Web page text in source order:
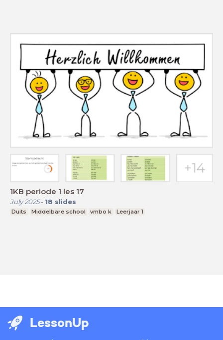
1KB periode 1 les 17
July 2025- 18 slides
Duits Middelbare school vmbo k Leerjaar 1
LessonUp